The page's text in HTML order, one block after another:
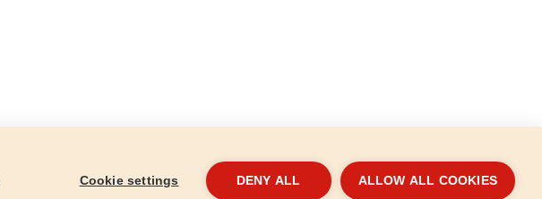
Cookie settings DENY ALL ALLOW ALL COOKIES